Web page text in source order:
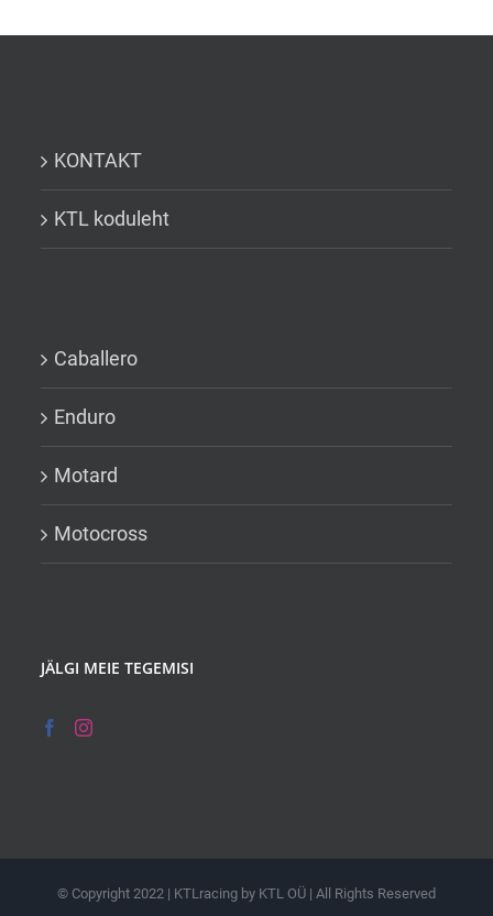
KONTAKT
KTL koduleht
Caballero
Enduro
Motard
Motocross
JÄLGI MEIE TEGEMISI
© Copyright 2022 | KTLracing by KTL OÜ | All Rights Reserved